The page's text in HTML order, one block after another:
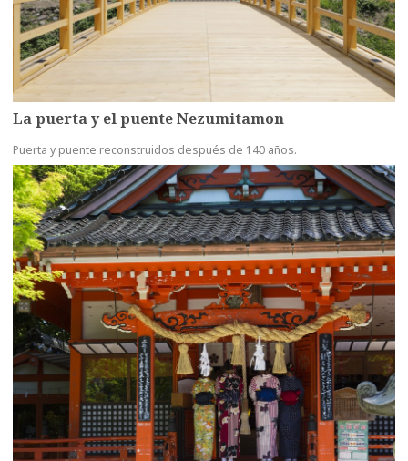
La puerta y el puente Nezumitamon
Puerta y puente reconstruidos después de 140 años.
more